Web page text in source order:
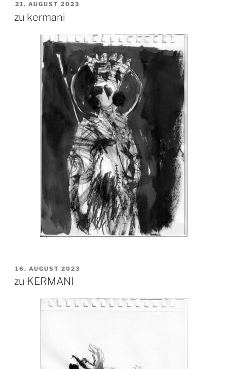
VERÖFFENTLICHT
21. AUGUST 2023
zu kermani
VERÖFFENTLICHT
16. AUGUST 2023
zu KERMANI